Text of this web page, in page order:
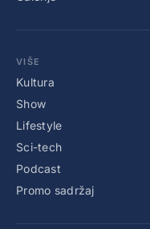
VIŠE
Kultura
Show
Lifestyle
Sci-tech
Podcast
Promo sadržaj